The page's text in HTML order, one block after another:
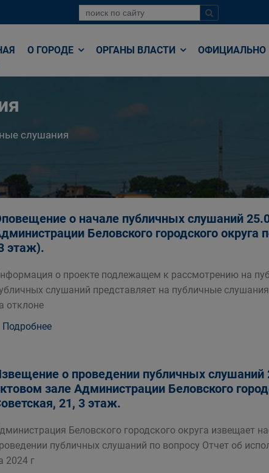
О ГОРОДЕ ОРГАНЫ ВЛАСТИ ОФИЦИАЛЬНО
слушания
о начале публичных слушаний
Беловского городского округа
этаж).
о проекте подлежащем к рассмотрению на
слушаний представляет на публичные
отклоне
Подробнее
о проведении публичных слушаний
зале Администрации Беловского
21, 3 этаж.
Беловского городского округа извещает
публичных слушаний по вопросу Отчет об
2024 г